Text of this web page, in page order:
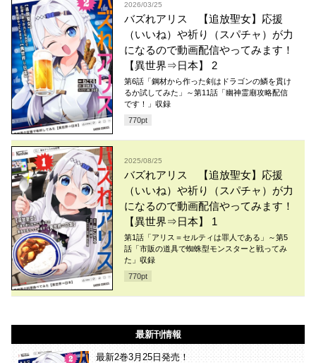
2026/03/25
バズれアリス 【追放聖女】応援
（いいね）や祈り（スパチャ）が力
になるので動画配信やってみます！
【異世界⇒日本】 2
第6話「鋼材から作った剣はドラゴンの鱗を貫け
るか試してみた」～第11話「幽神霊廟攻略配信
です！」収録
770pt
2025/08/25
バズれアリス 【追放聖女】応援
（いいね）や祈り（スパチャ）が力
になるので動画配信やってみます！
【異世界⇒日本】 1
第1話「アリス＝セルティは罪人である」～第5
話「市販の道具で蜘蛛型モンスターと戦ってみ
た」収録
770pt
最新刊情報
最新2巻3月25日発売！